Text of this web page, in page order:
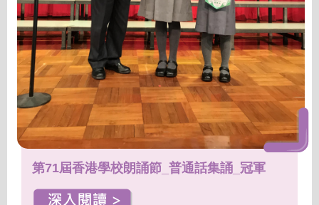
第71屆香港學校朗誦節_普通話集誦_冠軍